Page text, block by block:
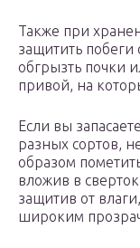
Также при
защитить
обгрызть почки
привой, на
Если вы
разных сортов,
образом
вложив в
защитив от
широким